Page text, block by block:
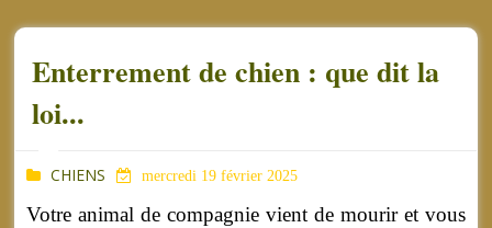
Enterrement de chien : que dit la
loi...
CHIENS mercredi 19 février 2025
Votre animal de compagnie vient de mourir et vous